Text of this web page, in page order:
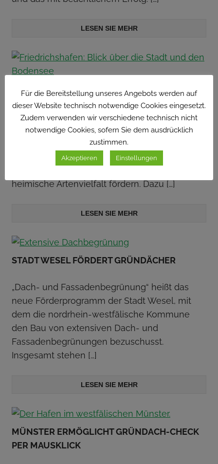
LESEN SIE MEHR
FRIEDRICHSHAFEN FÖRDERT BIOLOGISCHE
VIELFALT RUND UMS GEBÄUDE
Ein umfassendes Förderprogramm für mehr
Natur hat die Stadt Friedrichshafen gestartet.
Finanziell unterstützt wird eine Reihe ganz
heimische Artenvielfalt fördern. Dazu […]
LESEN SIE MEHR
STADT WESEL FÖRDERT GRÜNDÄCHER
„Dach- und Fassadenbegrünung“ heißt das
neue Förderprogramm der Stadt Wesel, mit
dem die nordrhein-westfälische Kommune
den Bau von extensiven Dach- und
Fassadenbegrünungen bezuschusst.
Insgesamt stehen […]
LESEN SIE MEHR
MÜNSTER ERMÖGLICHT GRÜNDACH-CHECK
PER MAUSKLICK
Für die Bereitstellung unseres Angebots werden auf
dieser Website technisch notwendige Cookies eingesetzt.
Zudem verwenden wir verschiedene technisch nicht
notwendige Cookies, sofern Sie dem ausdrücklich
zustimmen.
Akzeptieren Einstellungen